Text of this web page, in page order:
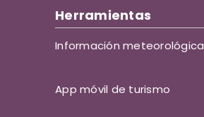
Herramientas
Información meteorológica
App móvil de turismo